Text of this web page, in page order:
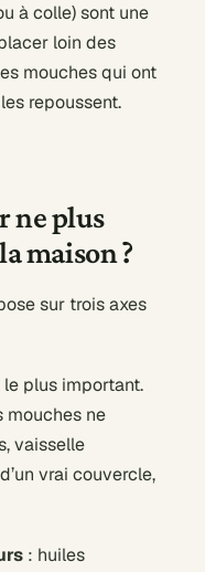
à colle) sont une
loin des
mouches qui ont
repoussent.
ne plus
maison ?
sur trois axes
le plus important.
mouches ne
vaisselle
vrai couvercle,
: huiles